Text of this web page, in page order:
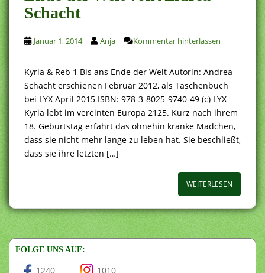
n
t
Schacht
Januar 1, 2014 Anja Kommentar hinterlassen
Kyria & Reb 1 Bis ans Ende der Welt Autorin: Andrea
Schacht erschienen Februar 2012, als Taschenbuch
bei LYX April 2015 ISBN: 978-3-8025-9740-49 (c) LYX
Kyria lebt im vereinten Europa 2125. Kurz nach ihrem
18. Geburtstag erfährt das ohnehin kranke Mädchen,
dass sie nicht mehr lange zu leben hat. Sie beschließt,
dass sie ihre letzten […]
WEITERLESEN
FOLGE UNS AUF:
1240 1010